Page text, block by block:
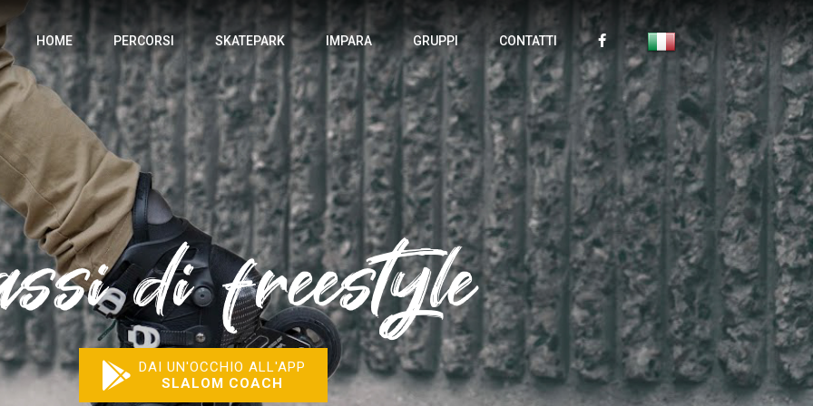
HOME PERCORSI SKATEPARK IMPARA GRUPPI CONTATTI
di freestyle
DAI UN'OCCHIO ALL'APP
SLALOM COACH